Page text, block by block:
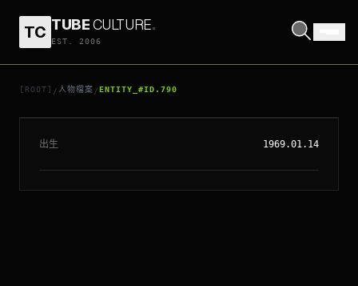
TC TUBECULTURE.
EST. 2006
[ROOT] / 人物檔案 /ENTITY_#ID.790
// ENTITY_#ID.790
謝遜比文
出生 1969.01.14